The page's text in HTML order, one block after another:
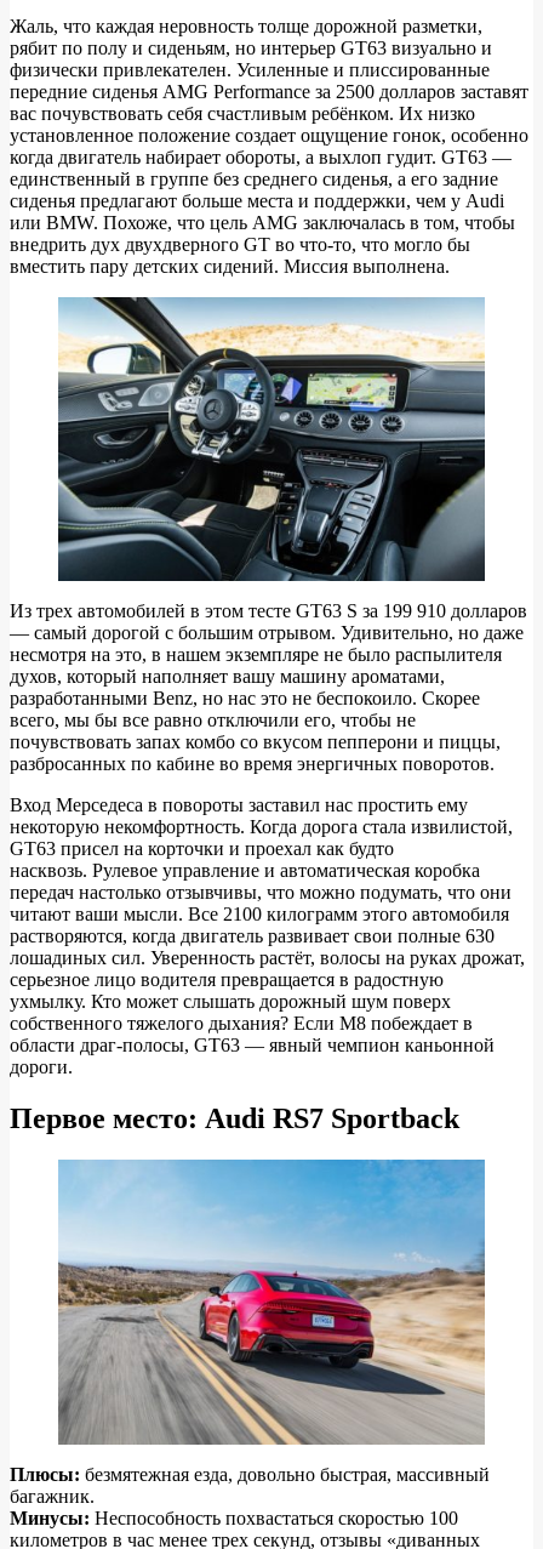
Жаль, что каждая неровность толще дорожной разметки,
рябит по полу и сиденьям, но интерьер GT63 визуально и
физически привлекателен. Усиленные и плиссированные
передние сиденья AMG Performance за 2500 долларов заставят
вас почувствовать себя счастливым ребёнком. Их низко
установленное положение создает ощущение гонок, особенно
когда двигатель набирает обороты, а выхлоп гудит. GT63 —
единственный в группе без среднего сиденья, а его задние
сиденья предлагают больше места и поддержки, чем у Audi
или BMW. Похоже, что цель AMG заключалась в том, чтобы
внедрить дух двухдверного GT во что-то, что могло бы
вместить пару детских сидений. Миссия выполнена.
Из трех автомобилей в этом тесте GT63 S за 199 910 долларов
— самый дорогой с большим отрывом. Удивительно, но даже
несмотря на это, в нашем экземпляре не было распылителя
духов, который наполняет вашу машину ароматами,
разработанными Benz, но нас это не беспокоило. Скорее
всего, мы бы все равно отключили его, чтобы не
почувствовать запах комбо со вкусом пепперони и пиццы,
разбросанных по кабине во время энергичных поворотов.
Вход Мерседеса в повороты заставил нас простить ему
некоторую некомфортность. Когда дорога стала извилистой,
GT63 присел на корточки и проехал как будто
насквозь. Рулевое управление и автоматическая коробка
передач настолько отзывчивы, что можно подумать, что они
читают ваши мысли. Все 2100 килограмм этого автомобиля
растворяются, когда двигатель развивает свои полные 630
лошадиных сил. Уверенность растёт, волосы на руках дрожат,
серьезное лицо водителя превращается в радостную
ухмылку. Кто может слышать дорожный шум поверх
собственного тяжелого дыхания? Если M8 побеждает в
области драг-полосы, GT63 — явный чемпион каньонной
дороги.
Первое место: Audi RS7 Sportback
Плюсы: безмятежная езда, довольно быстрая, массивный
багажник.
Минусы: Неспособность похвастаться скоростью 100
километров в час менее трех секунд, отзывы «диванных